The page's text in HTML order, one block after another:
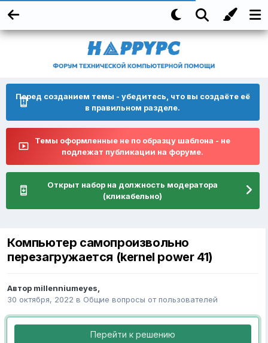
Перед созданием темы - убедитесь, что вы создаёте её
в правильном разделе.
Темы оформленные не по образцу шаблона - не
подлежат публикации на форуме.
Открыт набор на должность модератора
(кликабельно)
Компьютер самопроизвольно
перезагружается (kernel power 41)
Автор millenniumeyes,
30 октября, 2022 в Общие вопросы от пользователей
Перейти к решению